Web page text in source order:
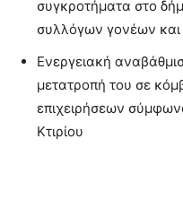
συγκροτήματα στο
συλλόγων γονέων
Ενεργειακή
μετατροπή του σε
επιχειρήσεων
Κτιρίου